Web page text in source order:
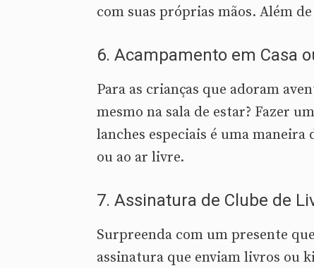
com suas próprias mãos. Além
6. Acampamento em Casa
Para as crianças que adoram
mesmo na sala de estar? Fazer
lanches especiais é uma
ou ao ar livre.
7. Assinatura de Clube de
Surpreenda com um presente
assinatura que enviam livros ou